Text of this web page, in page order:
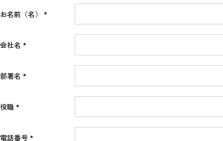
お名前（名）
会社名
部署名
役職
電話番号